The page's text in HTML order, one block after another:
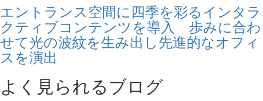
エントランス空間に四季を彩るインタラ
クティブコンテンツを導入 歩みに合わ
せて光の波紋を生み出し先進的なオフィ
スを演出
よく見られるブログ